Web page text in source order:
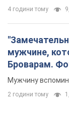
4 години тому
мужчине,
Броварам.
Мужчину
2 години тому